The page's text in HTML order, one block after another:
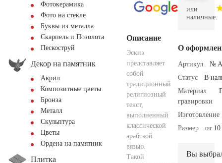
Фотокерамика
Фото на стекле
Буквы из металла
Скарпель и Позолота
Пескоструй
Декор на памятник
Акрил
Композитные цветы
Бронза
Металл
Скульптура
Цветы
Ордена на памятник
Плитка
Описание
Эскиз
представляет
собой
традиционный
религиозный
текст,
выполненный
классической
арабской
вязью.
Такой
или
наличные.
О
Артикул
№
Статус
В
Материал
гравировки
Изготовление
Размер
от
Вы